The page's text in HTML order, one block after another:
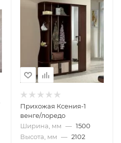
Прихожая Ксения-1
венге/лоредо
Ширина, мм — 1500
Высота, мм — 2102